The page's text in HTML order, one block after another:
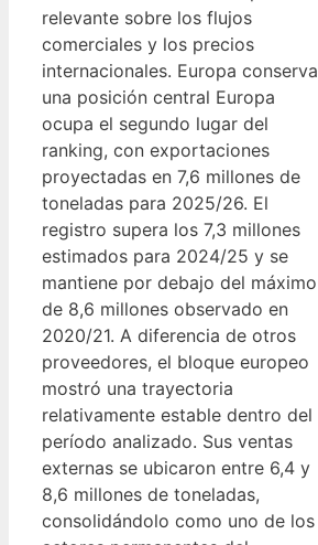
relevante sobre los flujos
comerciales y los precios
internacionales. Europa conserva
una posición central Europa
ocupa el segundo lugar del
ranking, con exportaciones
proyectadas en 7,6 millones de
toneladas para 2025/26. El
registro supera los 7,3 millones
estimados para 2024/25 y se
mantiene por debajo del máximo
de 8,6 millones observado en
2020/21. A diferencia de otros
proveedores, el bloque europeo
mostró una trayectoria
relativamente estable dentro del
período analizado. Sus ventas
externas se ubicaron entre 6,4 y
8,6 millones de toneladas,
consolidándolo como uno de los